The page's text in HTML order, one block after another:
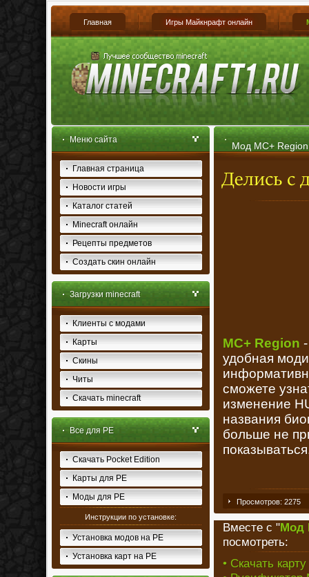
Главная Игры Майкнрафт онлайн
Меню сайта
Главная страница
Новости игры
Каталог статей
Minecraft онлайн
Рецепты предметов
Создать скин онлайн
Загрузки minecraft
Клиенты с модами
Карты
Скины
Читы
Скачать minecraft
Все для PE
Скачать Pocket Edition
Карты для PE
Моды для PE
Инструкции по установке:
Установка модов на PE
Установка карт на PE
Мод MC+
MC+ Region
удобная
сможете
изменение
названия
больше не
Просмотров: 2275
Вместе с "Мод
посмотреть:
• Скачать